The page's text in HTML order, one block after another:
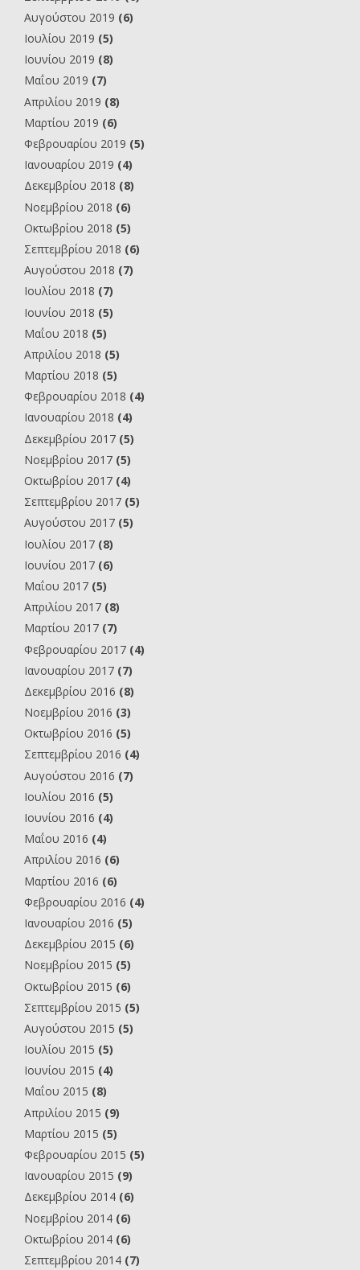
Αυγούστου 2019 (6)
Ιουλίου 2019 (5)
Ιουνίου 2019 (8)
Μαΐου 2019 (7)
Απριλίου 2019 (8)
Μαρτίου 2019 (6)
Φεβρουαρίου 2019 (5)
Ιανουαρίου 2019 (4)
Δεκεμβρίου 2018 (8)
Νοεμβρίου 2018 (6)
Οκτωβρίου 2018 (5)
Σεπτεμβρίου 2018 (6)
Αυγούστου 2018 (7)
Ιουλίου 2018 (7)
Ιουνίου 2018 (5)
Μαΐου 2018 (5)
Απριλίου 2018 (5)
Μαρτίου 2018 (5)
Φεβρουαρίου 2018 (4)
Ιανουαρίου 2018 (4)
Δεκεμβρίου 2017 (5)
Νοεμβρίου 2017 (5)
Οκτωβρίου 2017 (4)
Σεπτεμβρίου 2017 (5)
Αυγούστου 2017 (5)
Ιουλίου 2017 (8)
Ιουνίου 2017 (6)
Μαΐου 2017 (5)
Απριλίου 2017 (8)
Μαρτίου 2017 (7)
Φεβρουαρίου 2017 (4)
Ιανουαρίου 2017 (7)
Δεκεμβρίου 2016 (8)
Νοεμβρίου 2016 (3)
Οκτωβρίου 2016 (5)
Σεπτεμβρίου 2016 (4)
Αυγούστου 2016 (7)
Ιουλίου 2016 (5)
Ιουνίου 2016 (4)
Μαΐου 2016 (4)
Απριλίου 2016 (6)
Μαρτίου 2016 (6)
Φεβρουαρίου 2016 (4)
Ιανουαρίου 2016 (5)
Δεκεμβρίου 2015 (6)
Νοεμβρίου 2015 (5)
Οκτωβρίου 2015 (6)
Σεπτεμβρίου 2015 (5)
Αυγούστου 2015 (5)
Ιουλίου 2015 (5)
Ιουνίου 2015 (4)
Μαΐου 2015 (8)
Απριλίου 2015 (9)
Μαρτίου 2015 (5)
Φεβρουαρίου 2015 (5)
Ιανουαρίου 2015 (9)
Δεκεμβρίου 2014 (6)
Νοεμβρίου 2014 (6)
Οκτωβρίου 2014 (6)
Σεπτεμβρίου 2014 (7)